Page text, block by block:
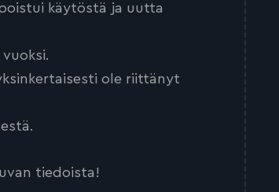
käytöstä ja uutta
ole riittänyt
tiedoista!